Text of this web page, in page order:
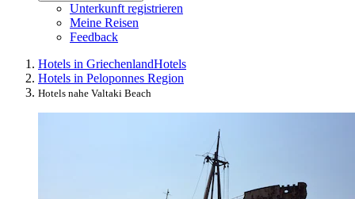
Unterkunft registrieren
Meine Reisen
Feedback
Hotels in GriechenlandHotels
Hotels in Peloponnes Region
Hotels nahe Valtaki Beach